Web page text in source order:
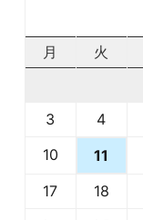
月
火
3
4
10
11
17
18